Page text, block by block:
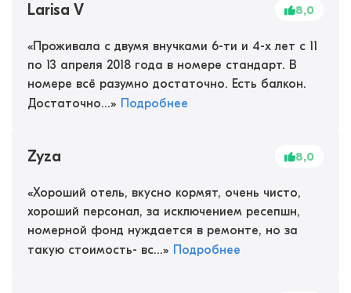
Larisa V 8,0
«Проживала с двумя внучками 6-ти и 4-х лет с 11
по 13 апреля 2018 года в номере стандарт. В
номере всё разумно достаточно. Есть балкон.
Достаточно...» Подробнее
Zyza 8,0
«Хороший отель, вкусно кормят, очень чисто,
хороший персонал, за исключением ресепшн,
номерной фонд нуждается в ремонте, но за
такую стоимость- вс...» Подробнее